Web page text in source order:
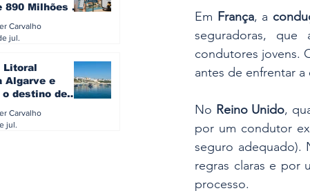
Em França, a
seguradoras, que
condutores jovens.
antes de enfrentar a
No Reino Unido,
por um condutor
seguro adequado).
regras claras e por
processo.
890 Milhões à
do turista na
Carvalho
jul.
Litoral
Algarve e
o destino de
Carvalho
jul.